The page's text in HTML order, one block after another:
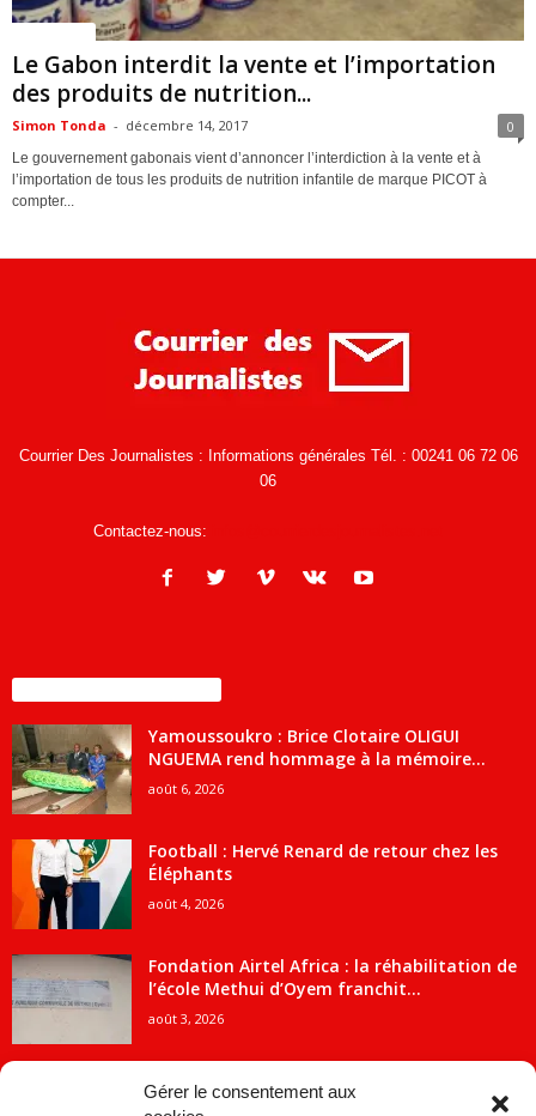
Gérer le consentement aux
Le Gabon interdit la vente et l’importation
des produits de nutrition...
Simon Tonda - décembre 14, 2017 0
Le gouvernement gabonais vient d’annoncer l’interdiction à la vente et à
l’importation de tous les produits de nutrition infantile de marque PICOT à
compter...
Courrier Des Journalistes : Informations générales Tél. : 00241 06 72 06
06
Contactez-nous:
Yamoussoukro : Brice Clotaire OLIGUI
NGUEMA rend hommage à la mémoire...
août 6, 2026
Football : Hervé Renard de retour chez les
Éléphants
août 4, 2026
Fondation Airtel Africa : la réhabilitation de
l’école Methui d’Oyem franchit...
août 3, 2026